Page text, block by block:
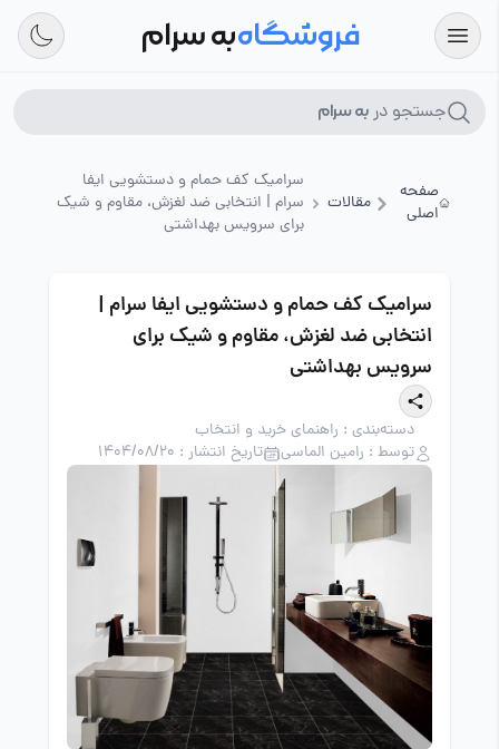
فروشگاهبه سرام
جستجو در به سرام
صفحه
اصلی
مقالات
سرامیک کف حمام و دستشویی ایفا
سرام | انتخابی ضد لغزش، مقاوم و شیک
برای سرویس بهداشتی
سرامیک کف حمام و دستشویی ایفا سرام |
انتخابی ضد لغزش، مقاوم و شیک برای
سرویس بهداشتی
دسته‌بندی : راهنمای خرید و انتخاب
توسط : رامین الماسی
تاریخ انتشار : 1404/08/20